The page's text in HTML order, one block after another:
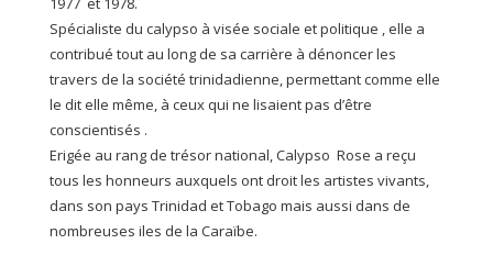
Spécialiste du calypso à visée sociale et politique , elle a
contribué tout au long de sa carrière à dénoncer les
travers de la société trinidadienne, permettant comme elle
le dit elle même, à ceux qui ne lisaient pas d’être
conscientisés .
Erigée au rang de trésor national, Calypso Rose a reçu
tous les honneurs auxquels ont droit les artistes vivants,
dans son pays Trinidad et Tobago mais aussi dans de
nombreuses iles de la Caraïbe.